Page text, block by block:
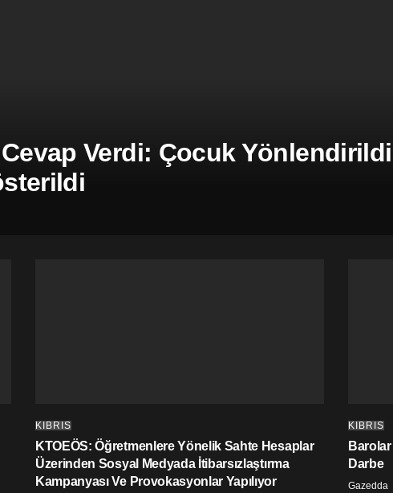
Verdi: Çocuk
KIBRIS
KTOEÖS: Öğretmenlere Yönelik Sahte Hesaplar
Üzerinden Sosyal Medyada İtibarsızlaştırma
Kampanyası Ve Provokasyonlar Yapılıyor
KIBRIS
Barolar
Darbe
Gazedda